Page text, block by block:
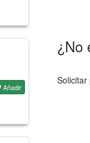
Añadir
¿No
Solicitar